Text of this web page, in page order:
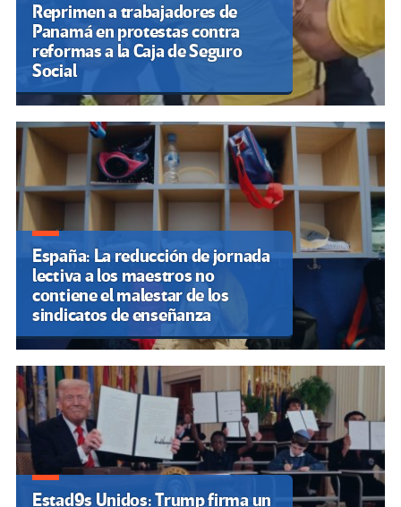
Reprimen a trabajadores de
Panamá en protestas contra
reformas a la Caja de Seguro
Social
España: La reducción de jornada
lectiva a los maestros no
contiene el malestar de los
sindicatos de enseñanza
Estad9s Unidos: Trump firma un